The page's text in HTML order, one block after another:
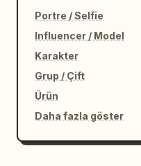
Portre / Selfie
Influencer / Model
Karakter
Grup / Çift
Ürün
Daha fazla göster